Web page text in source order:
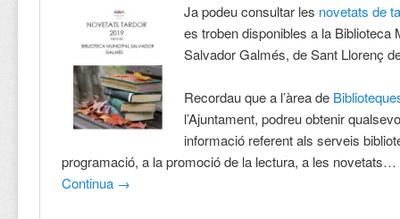
Ja podeu consultar les novetats de
es troben disponibles a la Biblioteca
Salvador Galmés, de Sant Llorenç
Recordau que a l’àrea de
l’Ajuntament, podreu obtenir
informació referent als serveis
programació, a la promoció de la lectura, a les
Continua →